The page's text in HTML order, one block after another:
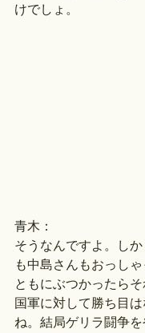
けでしょ。
青木：
そうなんですよ。し
も中島さんもおっし
ともにぶつかったら
国軍に対して勝ち目
ね。結局ゲリラ闘争